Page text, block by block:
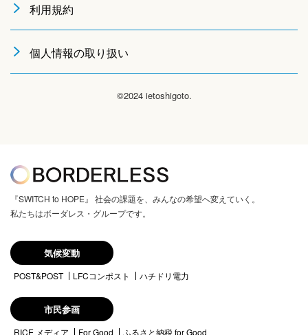
利用規約
個人情報の取り扱い
©2024 ietoshigoto.
『SWITCH to HOPE』 社会の課題を、みんなの希望へ変えていく。
私たちはボーダレス・グループです。
気候変動
POST&POST LFCコンポスト ハチドリ電力
市民参画
RICE メディア For Good ふるさと納税 for Good